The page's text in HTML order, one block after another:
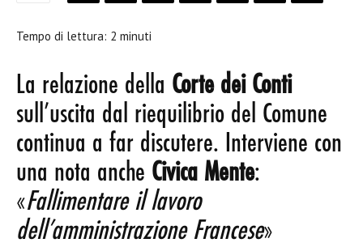
Tempo di lettura: 2 minuti
La relazione della Corte dei Conti
sull’uscita dal riequilibrio del Comune
continua a far discutere. Interviene con
una nota anche Civica Mente:
«Fallimentare il lavoro
dell’amministrazione Francese»